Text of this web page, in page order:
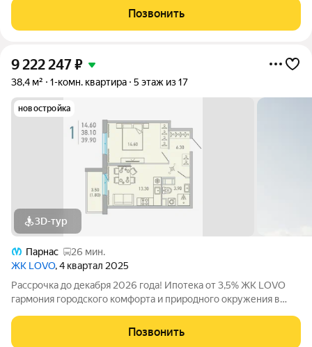
Позвонить
9 222 247₽
38,4 м² 1-комн. квартира 5 этаж из 17
новостройка
3D-тур
Парнас
26 мин.
ЖК LOVO, 4 квартал 2025
Рассрочка до декабря 2026 года! Ипотека от 3,5% ЖК LOVO
гармония городского комфорта и природного окружения в
Позвонить